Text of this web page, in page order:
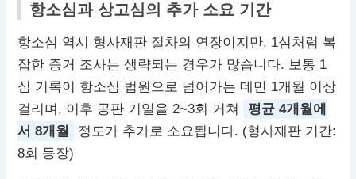
항소심과 상고심의 추가 소요 기간
항소심 역시 형사재판 절차의 연장이지만, 1심처럼 복
잡한 증거 조사는 생략되는 경우가 많습니다. 보통 1
심 기록이 항소심 법원으로 넘어가는 데만 1개월 이상
걸리며, 이후 공판 기일을 2~3회 거쳐
평균 4개월에
서 8개월
정도가 추가로 소요됩니다. (형사재판 기간:
8회 등장)